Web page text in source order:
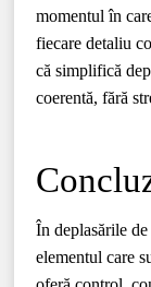
momentul în
fiecare detaliu
că simplifică
coerentă, fără
În deplasările
elementul care